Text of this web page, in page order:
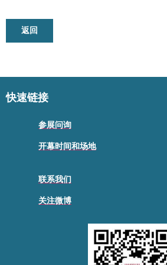
返回
快速链接
参展问询
开幕时间和场地
联系我们
关注微博